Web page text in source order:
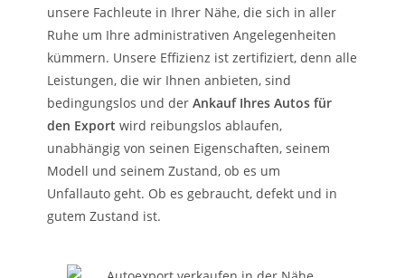
unsere Fachleute in Ihrer Nähe, die sich in aller
Ruhe um Ihre administrativen Angelegenheiten
kümmern. Unsere Effizienz ist zertifiziert, denn alle
Leistungen, die wir Ihnen anbieten, sind
bedingungslos und derAnkauf Ihres Autos für
den Export wird reibungslos ablaufen,
unabhängig von seinen Eigenschaften, seinem
Modell und seinem Zustand, ob es um
Unfallauto geht. Ob es gebraucht, defekt und in
gutem Zustand ist.